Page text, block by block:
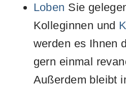
Loben Sie
Kolleginnen und
werden es Ihnen
gern einmal
Außerdem bleibt